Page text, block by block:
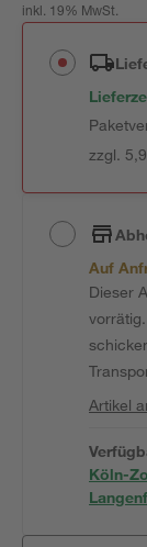
inkl. 19% MwSt.
zzgl.
Auf
Dieser
Artikel
Köln-